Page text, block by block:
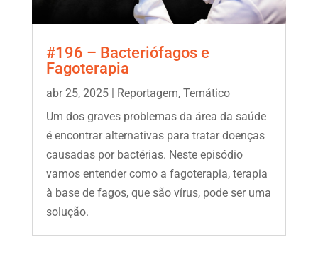
#196 – Bacteriófagos e
Fagoterapia
abr 25, 2025| Reportagem, Temático
Um dos graves problemas da área da saúde
é encontrar alternativas para tratar doenças
causadas por bactérias. Neste episódio
vamos entender como a fagoterapia, terapia
à base de fagos, que são vírus, pode ser uma
solução.